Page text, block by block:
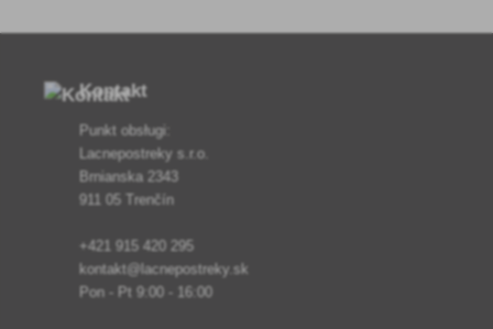
azadirachta.
Kontakt
Punkt obsługi:
Lacnepostreky s.r.o.
Brnianska 2343
911 05 Trenčín
+421 915 420 295
kontakt@lacnepostreky.sk
Pon - Pt 9:00 - 16:00